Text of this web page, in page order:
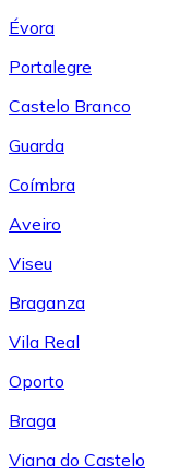
Évora
Portalegre
Castelo Branco
Guarda
Coímbra
Aveiro
Viseu
Braganza
Vila Real
Oporto
Braga
Viana do Castelo